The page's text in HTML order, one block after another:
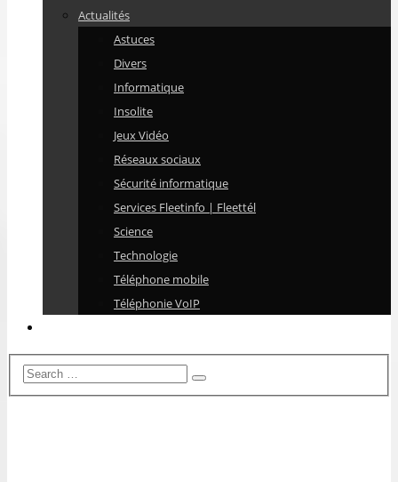
Actualités
Astuces
Divers
Informatique
Insolite
Jeux Vidéo
Réseaux sociaux
Sécurité informatique
Services Fleetinfo | Fleettél
Science
Technologie
Téléphone mobile
Téléphonie VoIP